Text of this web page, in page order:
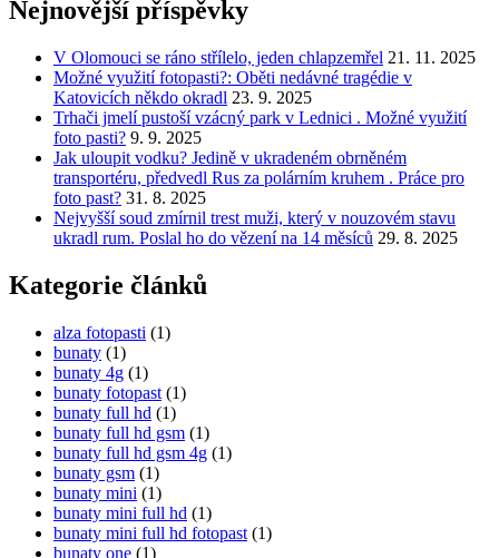
Nejnovější příspěvky
V Olomouci se ráno střílelo, jeden chlapzemřel 21. 11. 2025
Možné využití fotopasti?: Oběti nedávné tragédie v
Katovicích někdo okradl 23. 9. 2025
Trhači jmelí pustoší vzácný park v Lednici . Možné využití
foto pasti? 9. 9. 2025
Jak uloupit vodku? Jedině v ukradeném obrněném
transportéru, předvedl Rus za polárním kruhem . Práce pro
foto past? 31. 8. 2025
Nejvyšší soud zmírnil trest muži, který v nouzovém stavu
ukradl rum. Poslal ho do vězení na 14 měsíců 29. 8. 2025
Kategorie článků
alza fotopasti (1)
bunaty (1)
bunaty 4g (1)
bunaty fotopast (1)
bunaty full hd (1)
bunaty full hd gsm (1)
bunaty full hd gsm 4g (1)
bunaty gsm (1)
bunaty mini (1)
bunaty mini full hd (1)
bunaty mini full hd fotopast (1)
bunaty one (1)